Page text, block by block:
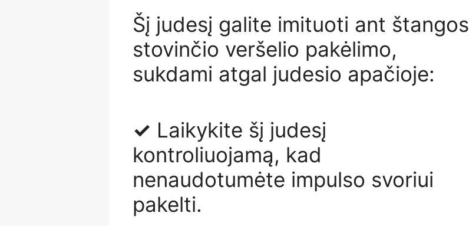
Šį judesį galite imituoti ant
stovinčio veršelio pakėlimo,
sukdami atgal judesio apačioje:
✓ Laikykite šį judesį
kontroliuojamą, kad
nenaudotumėte impulso svoriui
pakelti.